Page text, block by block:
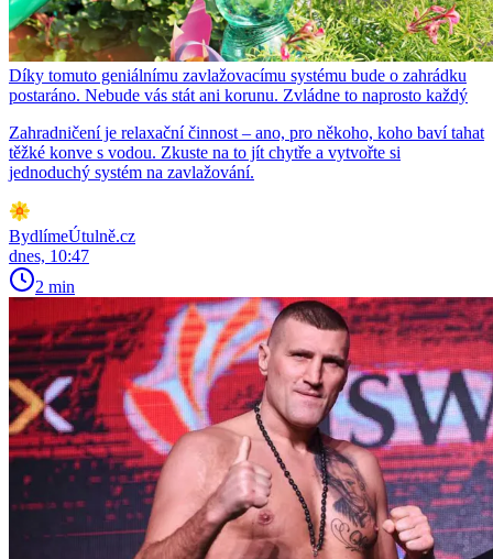
Díky tomuto geniálnímu zavlažovacímu systému bude o zahrádku
postaráno. Nebude vás stát ani korunu. Zvládne to naprosto každý
Zahradničení je relaxační činnost – ano, pro někoho, koho baví tahat
těžké konve s vodou. Zkuste na to jít chytře a vytvořte si
jednoduchý systém na zavlažování.
BydlímeÚtulně.cz
dnes, 10:47
2 min